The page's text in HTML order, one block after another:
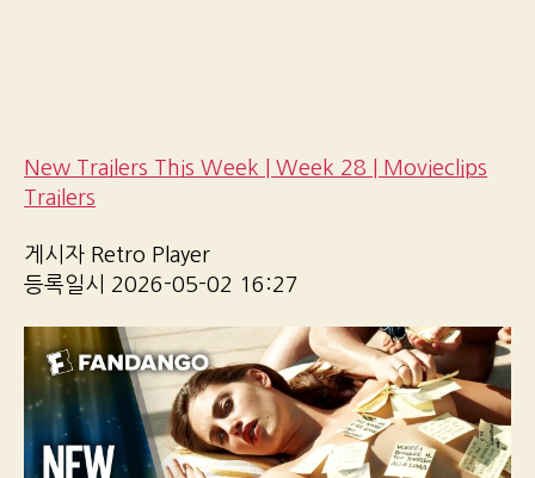
New Trailers This Week | Week 28 | Movieclips
Trailers
게시자 Retro Player
등록일시 2026-05-02 16:27